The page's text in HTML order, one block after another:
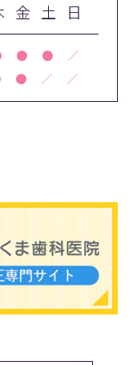
金 土 日
● ● ／
● ／ ／